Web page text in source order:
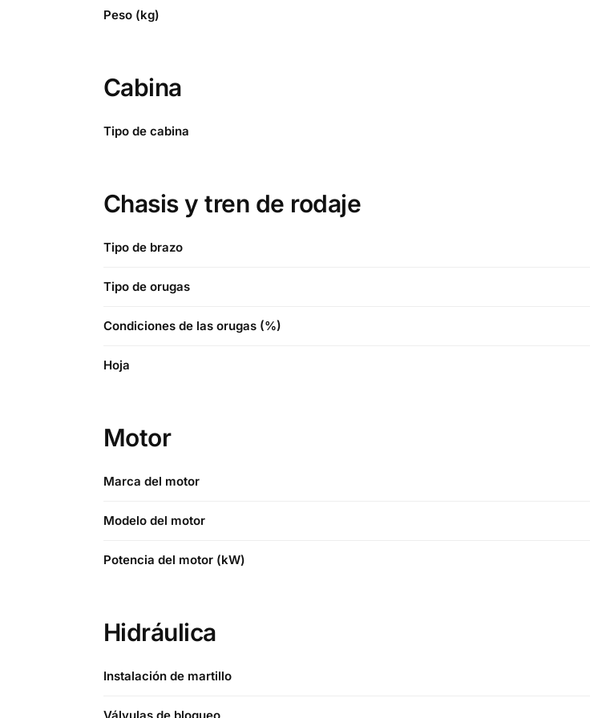
Peso (kg)
Cabina
Tipo de cabina
Chasis y tren de rodaje
Tipo de brazo
Tipo de orugas
Condiciones de las orugas (%)
Hoja
Motor
Marca del motor
Modelo del motor
Potencia del motor (kW)
Hidráulica
Instalación de martillo